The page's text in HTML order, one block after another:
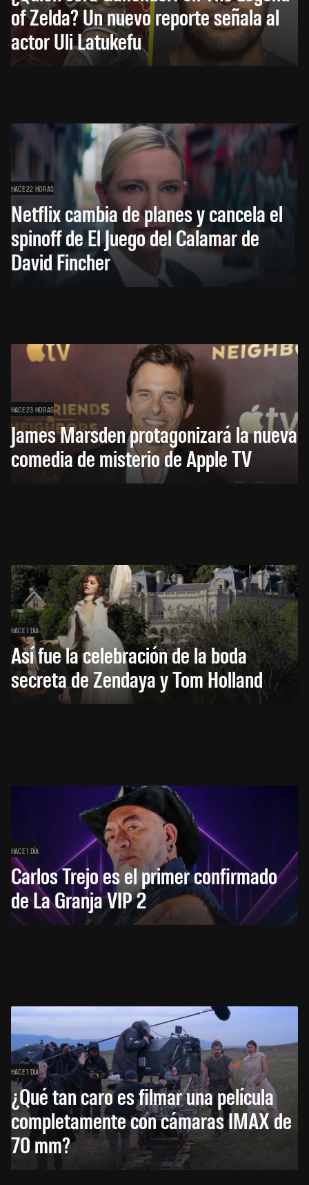
of Zelda? Un nuevo reporte señala al
actor Uli Latukefu
HACE 22 HORAS
Netflix cambia de planes y cancela el
spinoff de El Juego del Calamar de
David Fincher
HACE 23 HORAS
James Marsden protagonizará la nueva
comedia de misterio de Apple TV
HACE 1 DÍA
Así fue la celebración de la boda
secreta de Zendaya y Tom Holland
HACE 1 DÍA
Carlos Trejo es el primer confirmado
de La Granja VIP 2
HACE 1 DÍA
¿Qué tan caro es filmar una película
completamente con cámaras IMAX de
70 mm?